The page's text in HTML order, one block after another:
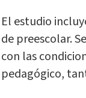
El estudio
de preescolar.
con las
pedagógico,